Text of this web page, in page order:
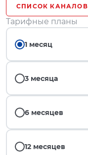
СПИСОК КАНАЛОВ
Тарифные планы
1 месяц
3 месяца
6 месяцев
12 месяцев